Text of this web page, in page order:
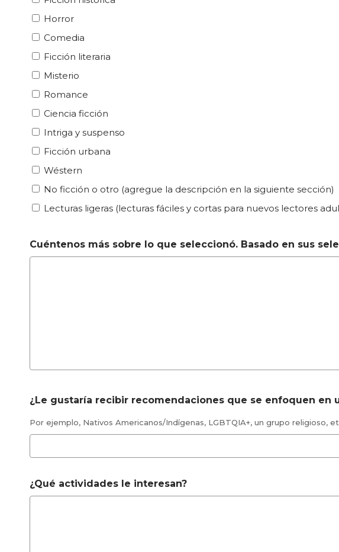
Horror
Comedia
Ficción literaria
Misterio
Romance
Ciencia ficción
Intriga y suspenso
Ficción urbana
Wéstern
No ficción o otro (agregue la descripción en la siguiente sección)
Lecturas ligeras (lecturas fáciles y cortas para nuevos lectores
Cuéntenos más sobre lo que seleccionó. Basado en sus
¿Le gustaría recibir recomendaciones que se enfoquen en
Por ejemplo, Nativos Americanos/Indígenas, LGBTQIA+, un grupo religioso,
¿Qué actividades le interesan?